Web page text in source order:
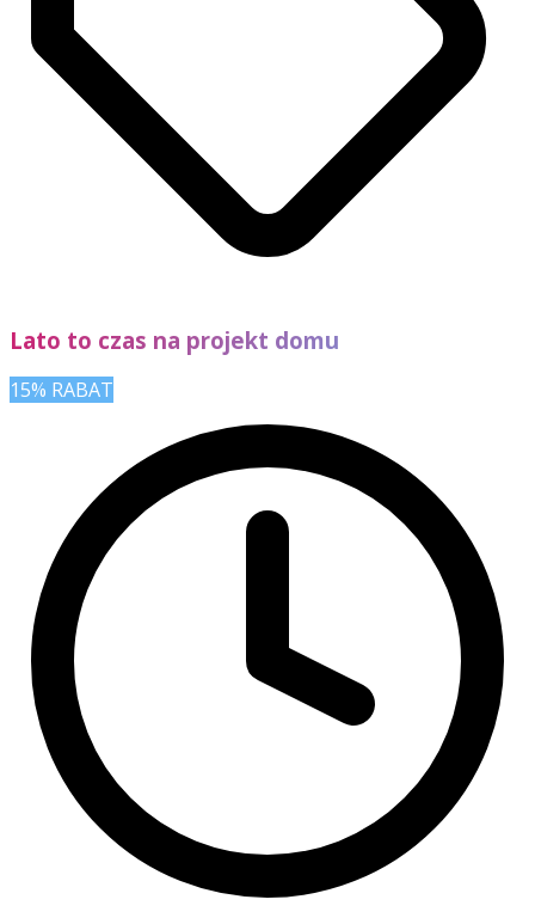
Lato to czas na projekt domu
15% RABAT